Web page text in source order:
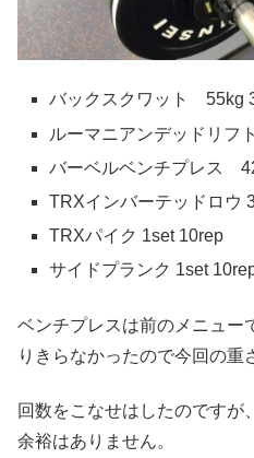
バックスクワット 55kg
ルーマニアンデッドリ
バーベルベンチプレス
TRXインバーテッドロウ
TRXパイク 1set 10rep
サイドプランク 1set
ベンチプレスは前のメニュー
りきらなかったので今回の重
回数をこなせはしたのですが
余裕はありません。